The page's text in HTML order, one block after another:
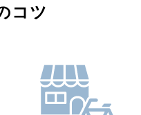
コツ